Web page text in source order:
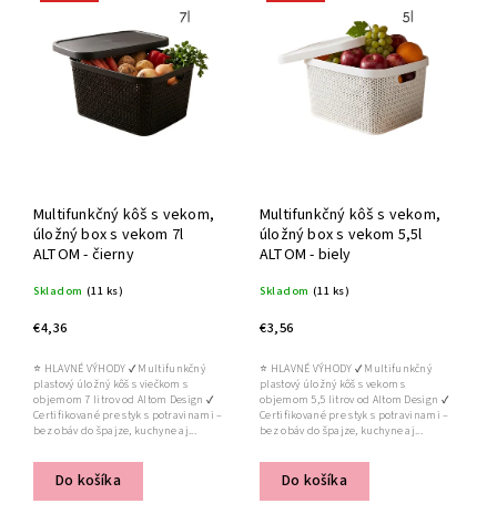
Najpredávanejšie
Abecedne
Multifunkčný kôš s vekom,
úložný box s vekom 7l
ALTOM - čierny
Skladom (11 ks)
€4,36
Do košíka
⭐ HLAVNÉ VÝHODY ✔ Multifunkčný
plastový úložný kôš s viečkom s
objemom 7 litrov od Altom Design ✔
Certifikované pre styk s potravinami –
bez obáv do špajze, kuchyne aj...
Multifunkčný kôš s vekom,
úložný box s vekom 5,5l
ALTOM - biely
Skladom (11 ks)
€3,56
Do košíka
⭐ HLAVNÉ VÝHODY ✔ Multifunkčný
plastový úložný kôš s vekom s
objemom 5,5 litrov od Altom Design ✔
Certifikované pre styk s potravinami –
bez obáv do špajze, kuchyne aj...